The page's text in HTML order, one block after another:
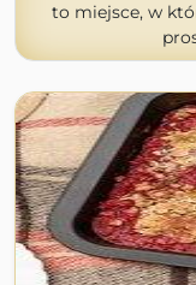
to miejsce, w